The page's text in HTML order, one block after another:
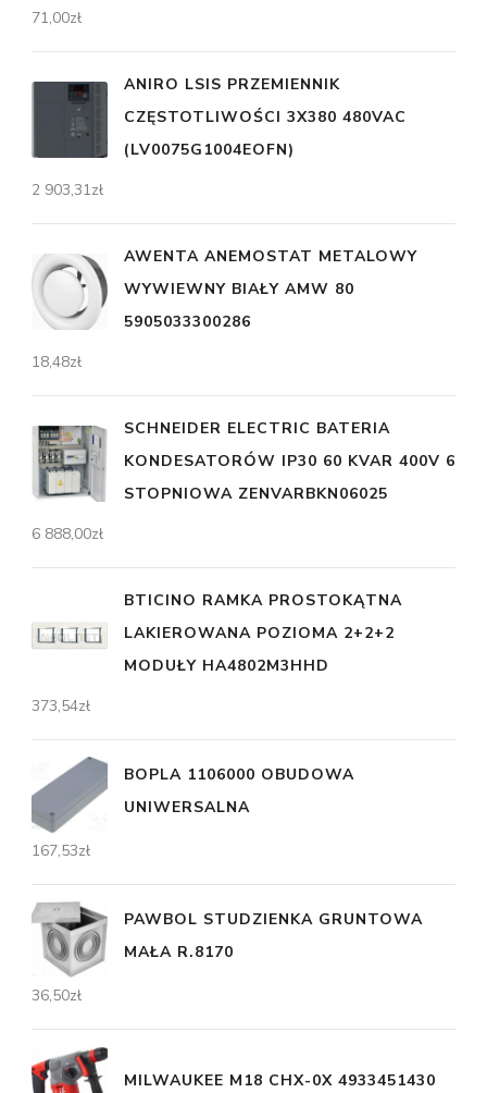
71,00zł
ANIRO LSIS PRZEMIENNIK
CZĘSTOTLIWOŚCI 3X380 480VAC
(LV0075G1004EOFN)
2 903,31zł
AWENTA ANEMOSTAT METALOWY
WYWIEWNY BIAŁY AMW 80
5905033300286
18,48zł
SCHNEIDER ELECTRIC BATERIA
KONDESATORÓW IP30 60 KVAR 400V 6
STOPNIOWA ZENVARBKN06025
6 888,00zł
BTICINO RAMKA PROSTOKĄTNA
LAKIEROWANA POZIOMA 2+2+2
MODUŁY HA4802M3HHD
373,54zł
BOPLA 1106000 OBUDOWA
UNIWERSALNA
167,53zł
PAWBOL STUDZIENKA GRUNTOWA
MAŁA R.8170
36,50zł
MILWAUKEE M18 CHX-0X 4933451430